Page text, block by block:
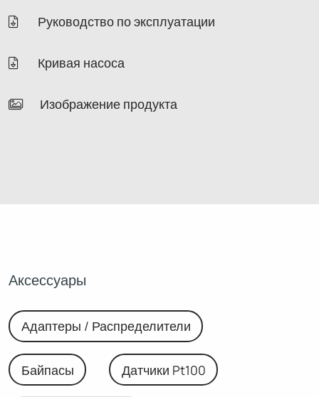
Руководство по эксплуатации
Кривая насоса
Изображение продукта
Аксессуары
Адаптеры / Распределители
Байпасы Датчики Pt100